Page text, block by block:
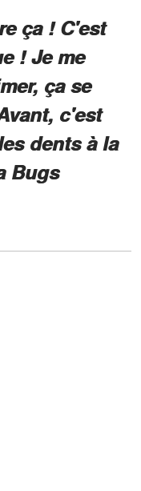
ça ! C'est
! Je me
ça se
c'est
dents à la
Bugs